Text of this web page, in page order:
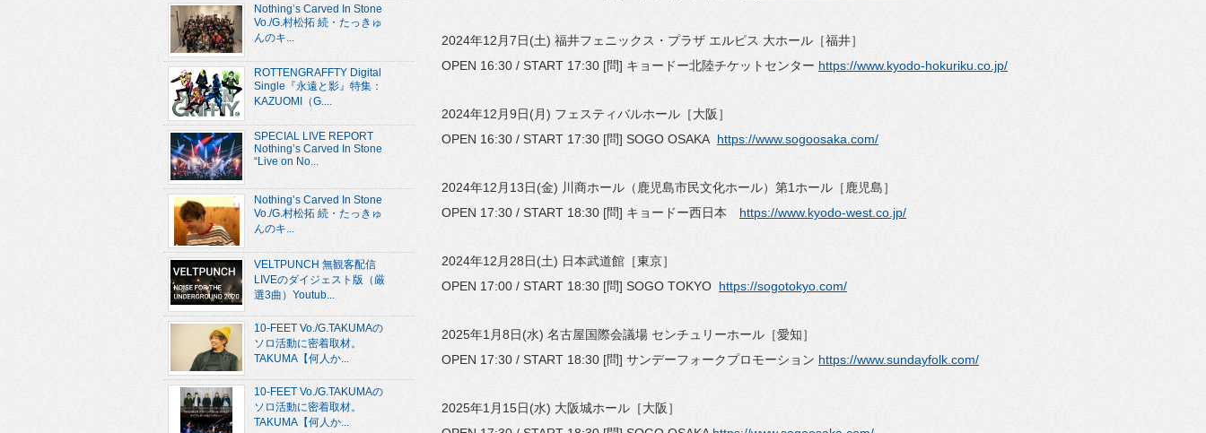
2024年12月7日(土) 福井フェニックス・プラザ エルピス 大ホール［福井］
OPEN 16:30 / START 17:30 [問] キョードー北陸チケットセンター https://www.kyodo-hokuriku.co.jp/
2024年12月9日(月) フェスティバルホール［大阪］
OPEN 16:30 / START 17:30 [問] SOGO OSAKA https://www.sogoosaka.com/
2024年12月13日(金) 川商ホール（鹿児島市民文化ホール）第1ホール［鹿児島］
OPEN 17:30 / START 18:30 [問] キョードー西日本 https://www.kyodo-west.co.jp/
2024年12月28日(土) 日本武道館［東京］
OPEN 17:00 / START 18:30 [問] SOGO TOKYO https://sogotokyo.com/
2025年1月8日(水) 名古屋国際会議場 センチュリーホール［愛知］
OPEN 17:30 / START 18:30 [問] サンデーフォークプロモーション https://www.sundayfolk.com/
2025年1月15日(水) 大阪城ホール［大阪］
Nothing’s Carved In Stone
Vo./G.村松拓 続・たっきゅ
んのキ...
ROTTENGRAFFTY Digital
Single『永遠と影』特集：
KAZUOMI（G....
SPECIAL LIVE REPORT
Nothing’s Carved In Stone
“Live on No...
Nothing’s Carved In Stone
Vo./G.村松拓 続・たっきゅ
んのキ...
VELTPUNCH 無観客配信
LIVEのダイジェスト版（厳
選3曲）Youtub...
10-FEET Vo./G.TAKUMAの
ソロ活動に密着取材。
TAKUMA【何人か...
10-FEET Vo./G.TAKUMAの
ソロ活動に密着取材。
TAKUMA【何人か...